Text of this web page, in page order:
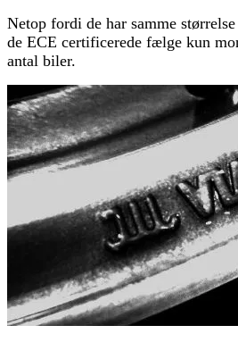
Netop fordi de har samme
de ECE certificerede fælge kun
antal biler.